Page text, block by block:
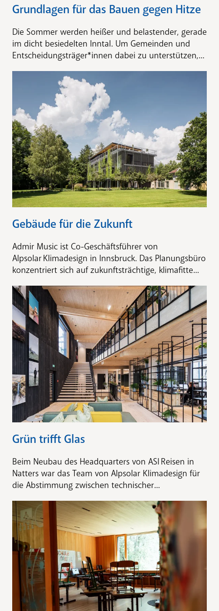
Grundlagen für das Bauen gegen Hitze
Die Sommer werden heißer und belastender, gerade
im dicht besiedelten Inntal. Um Gemeinden und
Entscheidungsträger*innen dabei zu unterstützen,...
Gebäude für die Zukunft
Admir Music ist Co-Geschäftsführer von
Alpsolar Klimadesign in Innsbruck. Das Planungsbüro
konzentriert sich auf zukunftsträchtige, klimafitte...
Grün trifft Glas
Beim Neubau des Headquarters von ASI Reisen in
Natters war das Team von Alpsolar Klimadesign für
die Abstimmung zwischen technischer...